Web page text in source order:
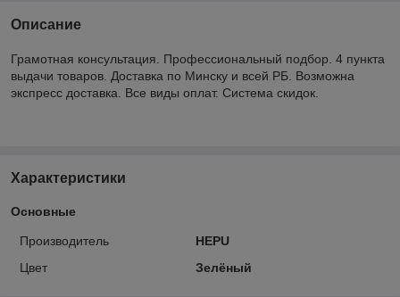
Описание
Грамотная консультация. Профессиональный подбор. 4 пункта
выдачи товаров. Доставка по Минску и всей РБ. Возможна
экспресс доставка. Все виды оплат. Система скидок.
Характеристики
Основные
Производитель
HEPU
Цвет
Зелёный